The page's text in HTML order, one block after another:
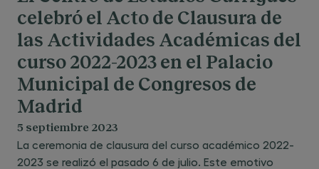
celebró el Acto de Clausura de
las Actividades Académicas del
curso 2022-2023 en el Palacio
Municipal de Congresos de
Madrid
5 septiembre 2023
La ceremonia de clausura del curso académico 2022-
2023 se realizó el pasado 6 de julio. Este emotivo